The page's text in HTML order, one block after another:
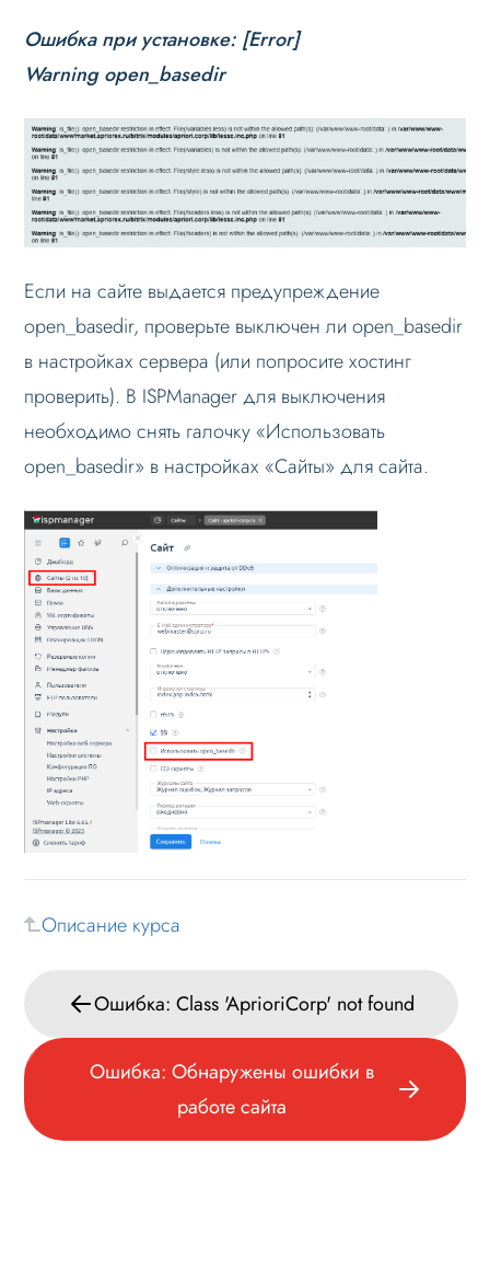
Установка в демо-лаборатории Битрикс
Установка решения
Основные шаги
Настройка на хостинге
Установка при многосайтовости
Переход с демо-режима
Ошибки при установке
Активировал купон, но решение не
Не устанавливается решение
Ошибка: Class 'AprioriCorp' not found
Ошибка: Warning open_basedir
Ошибка: Обнаружены ошибки в
работе сайта
Срабатывание антивирусной защиты
Ошибка fatal error: expected color
value
Ошибка 504 Gateway Time-out
Не работают все страницы кроме
главной или часть страниц
Вопросы по установке
Обновление
Лицензионное соглашение
Данные
Дизайн
Слайдер
Мультирегиональность
Меню сайта
Блоки / секции сайта
Ошибка при установке: [Error]
Warning open_basedir
Если на сайте выдается предупреждение
open_basedir, проверьте выключен ли open_basedir
в настройках сервера (или попросите хостинг
проверить). В ISPManager для выключения
необходимо снять галочку «Использовать
open_basedir» в настройках «Сайты» для сайта.
Описание курса
Ошибка: Class 'AprioriCorp' not found
Ошибка: Обнаружены ошибки в
работе сайта